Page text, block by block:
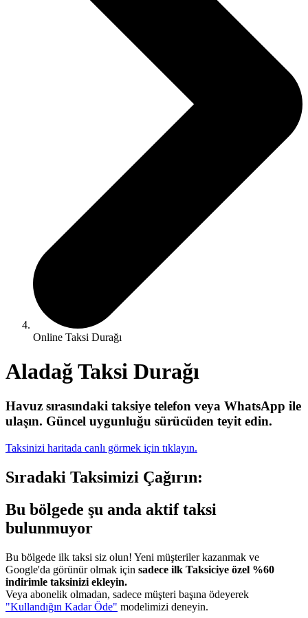
Online Taksi Durağı
Aladağ Taksi Durağı
Havuz sırasındaki taksiye telefon veya WhatsApp ile
ulaşın. Güncel uygunluğu sürücüden teyit edin.
Taksinizi haritada canlı görmek için tıklayın.
Sıradaki Taksimizi Çağırın:
Bu bölgede şu anda aktif taksi
bulunmuyor
Bu bölgede ilk taksi siz olun! Yeni müşteriler kazanmak ve
Google'da görünür olmak için sadece ilk Taksiciye özel %60
indirimle taksinizi ekleyin.
Veya abonelik olmadan, sadece müşteri başına ödeyerek
"Kullandığın Kadar Öde" modelimizi deneyin.